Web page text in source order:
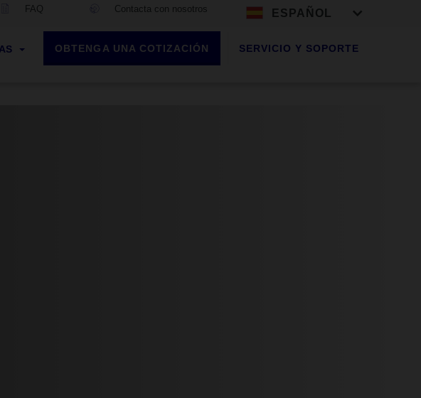
FAQ Contacta con nosotros ESPAÑOL
OBTENGA UNA COTIZACIÓN SERVICIO Y SOPORTE